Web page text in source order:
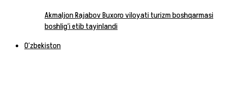
Akmaljon Rajabov Buxoro viloyati turizm boshqarmasi
boshlig‘i etib tayinlandi
O‘zbekiston